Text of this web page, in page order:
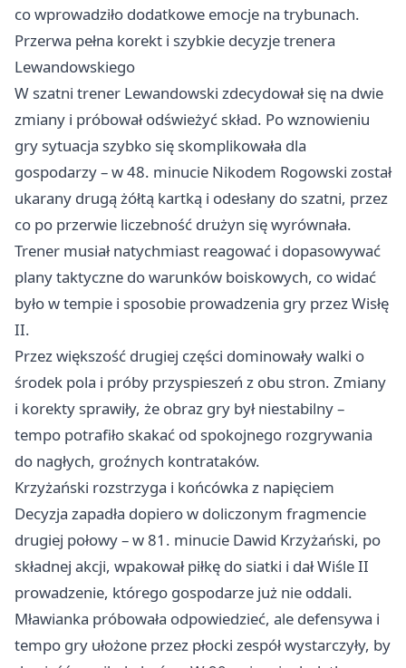
co wprowadziło dodatkowe emocje na trybunach.
Przerwa pełna korekt i szybkie decyzje trenera
Lewandowskiego
W szatni trener Lewandowski zdecydował się na dwie
zmiany i próbował odświeżyć skład. Po wznowieniu
gry sytuacja szybko się skomplikowała dla
gospodarzy – w 48. minucie Nikodem Rogowski został
ukarany drugą żółtą kartką i odesłany do szatni, przez
co po przerwie liczebność drużyn się wyrównała.
Trener musiał natychmiast reagować i dopasowywać
plany taktyczne do warunków boiskowych, co widać
było w tempie i sposobie prowadzenia gry przez Wisłę
II.
Przez większość drugiej części dominowały walki o
środek pola i próby przyspieszeń z obu stron. Zmiany
i korekty sprawiły, że obraz gry był niestabilny –
tempo potrafiło skakać od spokojnego rozgrywania
do nagłych, groźnych kontrataków.
Krzyżański rozstrzyga i końcówka z napięciem
Decyzja zapadła dopiero w doliczonym fragmencie
drugiej połowy – w 81. minucie Dawid Krzyżański, po
składnej akcji, wpakował piłkę do siatki i dał Wiśle II
prowadzenie, którego gospodarze już nie oddali.
Mławianka próbowała odpowiedzieć, ale defensywa i
tempo gry ułożone przez płocki zespół wystarczyły, by